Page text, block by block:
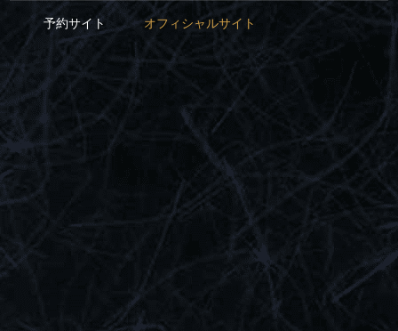
予約サイト オフィシャルサイト